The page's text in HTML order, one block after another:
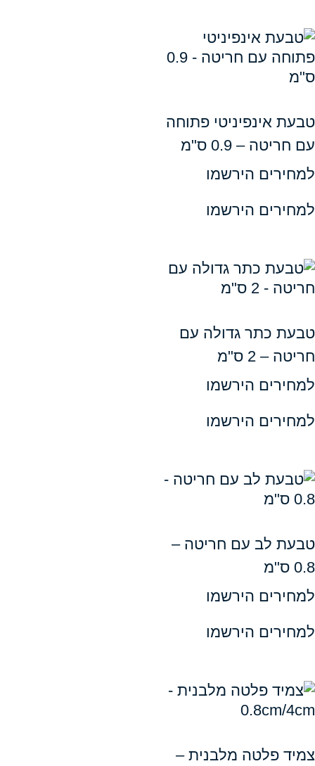
פתוחה
– 0.9 ס"מ
הירשמו
הירשמו
גדולה עם
ס"מ
הירשמו
הירשמו
עם חריטה –
הירשמו
הירשמו
מלבנית –